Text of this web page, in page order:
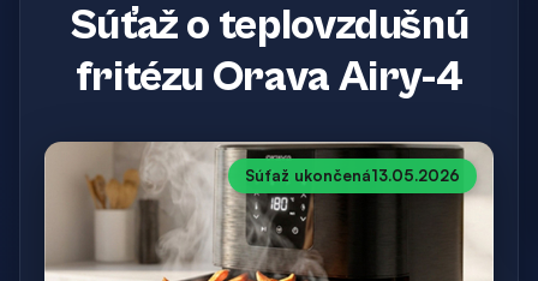
Súťaž o teplovzdušnú
fritézu Orava Airy-4
Súťaž ukončená13.05.2026